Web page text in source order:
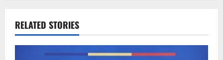
v
i
RELATED STORIES